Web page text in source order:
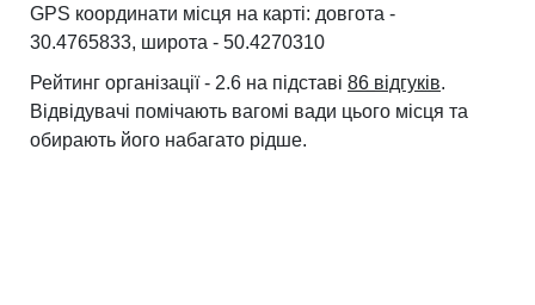
GPS координати місця на карті: довгота -
30.4765833, широта - 50.4270310
Рейтинг організації - 2.6 на підставі 86 відгуків.
Відвідувачі помічають вагомі вади цього місця та
обирають його набагато рідше.